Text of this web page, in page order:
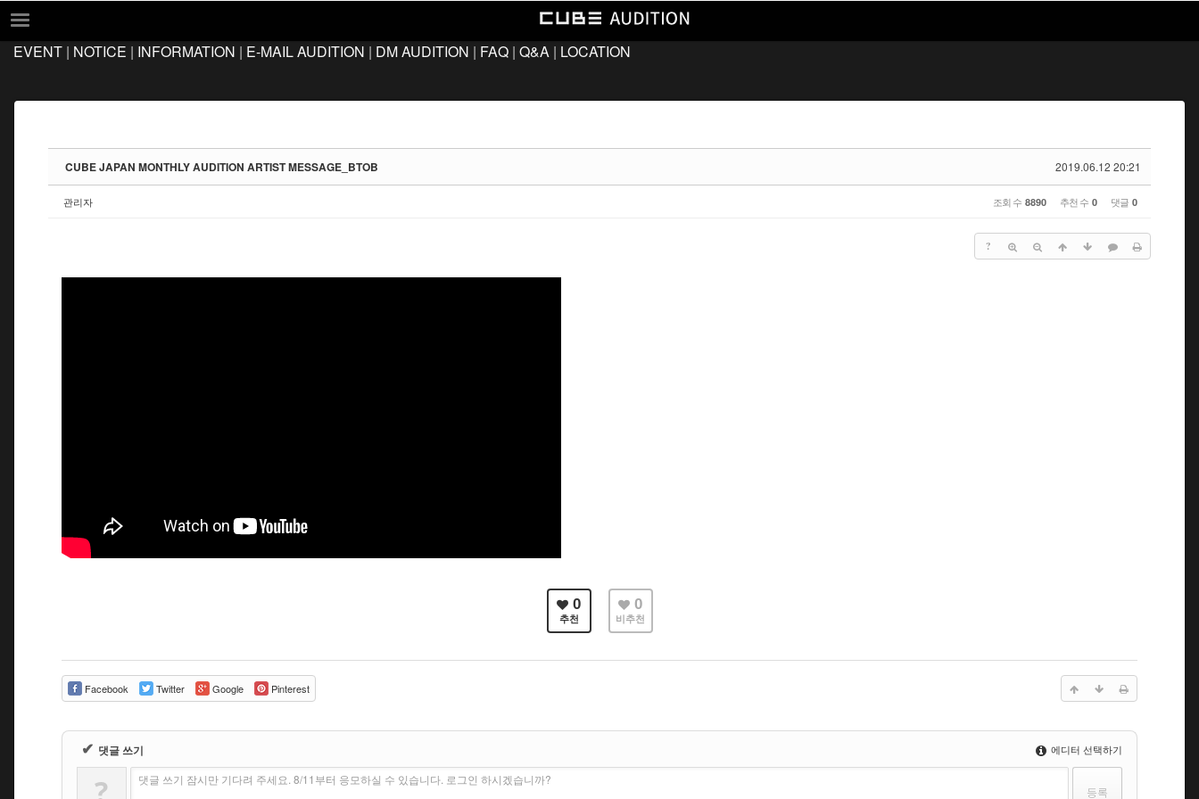
EVENT
E-MAIL AUDITION
DM AUDITION
EVENT | NOTICE | INFORMATION | E-MAIL AUDITION | DM AUDITION | FAQ | Q&A | LOCATION
2019.06.12 20:21
CUBE JAPAN MONTHLY AUDITION ARTIST MESSAGE_BTOB
관리자 조회 수 8890 추천 수 0 댓글 0
?
0
추천
0
비추천
Facebook Twitter Google Pinterest
✔ 댓글 쓰기 에디터 선택하기
? 댓글 쓰기 잠시만 기다려 주세요. 8/11부터 응모하실 수 있습니다. 로그인 하시겠습니까?